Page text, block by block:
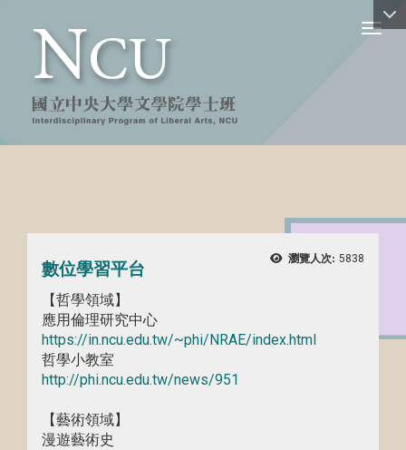
瀏覽人次: 5838
數位學習平台
【哲學領域】
應用倫理研究中心
https://in.ncu.edu.tw/~phi/NRAE/index.html
哲學小教室
http://phi.ncu.edu.tw/news/951
【藝術領域】
漫遊藝術史